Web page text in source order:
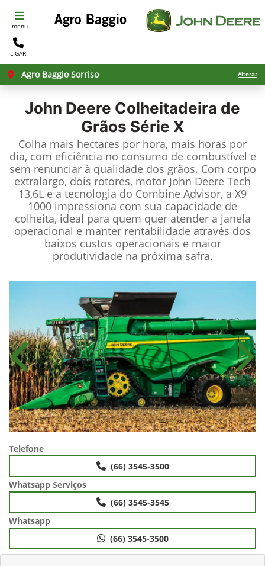
menu
LIGAR
Agro Baggio Sorriso Alterar
John Deere Colheitadeira de
Grãos Série X
Colha mais hectares por hora, mais horas por
dia, com eficiência no consumo de combustível e
sem renunciar à qualidade dos grãos. Com corpo
extralargo, dois rotores, motor John Deere Tech
13,6L e a tecnologia do Combine Advisor, a X9
1000 impressiona com sua capacidade de
colheita, ideal para quem quer atender a janela
operacional e manter rentabilidade através dos
baixos custos operacionais e maior
produtividade na próxima safra.
Anterior
Telefone
(66) 3545-3500
Whatsapp Serviços
(66) 3545-3545
Whatsapp
(66) 3545-3500